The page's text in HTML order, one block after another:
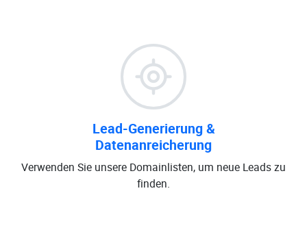
Lead-Generierung &
Datenanreicherung
Verwenden Sie unsere Domainlisten, um neue Leads zu
finden.